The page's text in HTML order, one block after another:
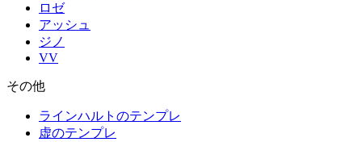
ロゼ
アッシュ
ジノ
VV
その他
ラインハルトのテンプレ
虚のテンプレ